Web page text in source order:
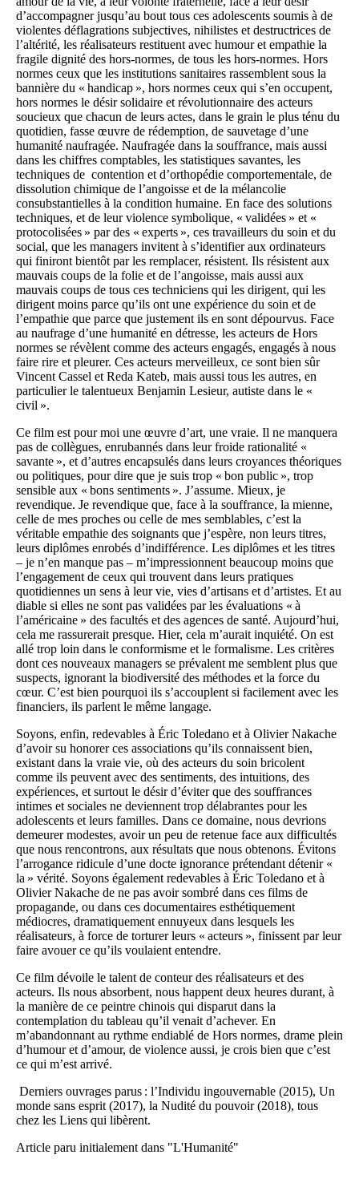
d’accompagner jusqu’au bout tous ces adolescents soumis à de
violentes déflagrations subjectives, nihilistes et destructrices de
l’altérité, les réalisateurs restituent avec humour et empathie la
fragile dignité des hors-normes, de tous les hors-normes. Hors
normes ceux que les institutions sanitaires rassemblent sous la
bannière du « handicap », hors normes ceux qui s’en occupent,
hors normes le désir solidaire et révolutionnaire des acteurs
soucieux que chacun de leurs actes, dans le grain le plus ténu du
quotidien, fasse œuvre de rédemption, de sauvetage d’une
humanité naufragée. Naufragée dans la souffrance, mais aussi
dans les chiffres comptables, les statistiques savantes, les
techniques de contention et d’orthopédie comportementale, de
dissolution chimique de l’angoisse et de la mélancolie
consubstantielles à la condition humaine. En face des solutions
techniques, et de leur violence symbolique, « validées » et «
protocolisées » par des « experts », ces travailleurs du soin et du
social, que les managers invitent à s’identifier aux ordinateurs
qui finiront bientôt par les remplacer, résistent. Ils résistent aux
mauvais coups de la folie et de l’angoisse, mais aussi aux
mauvais coups de tous ces techniciens qui les dirigent, qui les
dirigent moins parce qu’ils ont une expérience du soin et de
l’empathie que parce que justement ils en sont dépourvus. Face
au naufrage d’une humanité en détresse, les acteurs de Hors
normes se révèlent comme des acteurs engagés, engagés à nous
faire rire et pleurer. Ces acteurs merveilleux, ce sont bien sûr
Vincent Cassel et Reda Kateb, mais aussi tous les autres, en
particulier le talentueux Benjamin Lesieur, autiste dans le «
civil ».
Ce film est pour moi une œuvre d’art, une vraie. Il ne manquera
pas de collègues, enrubannés dans leur froide rationalité «
savante », et d’autres encapsulés dans leurs croyances théoriques
ou politiques, pour dire que je suis trop « bon public », trop
sensible aux « bons sentiments ». J’assume. Mieux, je
revendique. Je revendique que, face à la souffrance, la mienne,
celle de mes proches ou celle de mes semblables, c’est la
véritable empathie des soignants que j’espère, non leurs titres,
leurs diplômes enrobés d’indifférence. Les diplômes et les titres
– je n’en manque pas – m’impressionnent beaucoup moins que
l’engagement de ceux qui trouvent dans leurs pratiques
quotidiennes un sens à leur vie, vies d’artisans et d’artistes. Et au
diable si elles ne sont pas validées par les évaluations « à
l’américaine » des facultés et des agences de santé. Aujourd’hui,
cela me rassurerait presque. Hier, cela m’aurait inquiété. On est
allé trop loin dans le conformisme et le formalisme. Les critères
dont ces nouveaux managers se prévalent me semblent plus que
suspects, ignorant la biodiversité des méthodes et la force du
cœur. C’est bien pourquoi ils s’accouplent si facilement avec les
financiers, ils parlent le même langage.
Soyons, enfin, redevables à Éric Toledano et à Olivier Nakache
d’avoir su honorer ces associations qu’ils connaissent bien,
existant dans la vraie vie, où des acteurs du soin bricolent
comme ils peuvent avec des sentiments, des intuitions, des
expériences, et surtout le désir d’éviter que des souffrances
intimes et sociales ne deviennent trop délabrantes pour les
adolescents et leurs familles. Dans ce domaine, nous devrions
demeurer modestes, avoir un peu de retenue face aux difficultés
que nous rencontrons, aux résultats que nous obtenons. Évitons
l’arrogance ridicule d’une docte ignorance prétendant détenir «
la » vérité. Soyons également redevables à Éric Toledano et à
Olivier Nakache de ne pas avoir sombré dans ces films de
propagande, ou dans ces documentaires esthétiquement
médiocres, dramatiquement ennuyeux dans lesquels les
réalisateurs, à force de torturer leurs « acteurs », finissent par leur
faire avouer ce qu’ils voulaient entendre.
Ce film dévoile le talent de conteur des réalisateurs et des
acteurs. Ils nous absorbent, nous happent deux heures durant, à
la manière de ce peintre chinois qui disparut dans la
contemplation du tableau qu’il venait d’achever. En
m’abandonnant au rythme endiablé de Hors normes, drame plein
d’humour et d’amour, de violence aussi, je crois bien que c’est
ce qui m’est arrivé.
Derniers ouvrages parus : l’Individu ingouvernable (2015), Un
monde sans esprit (2017), la Nudité du pouvoir (2018), tous
chez les Liens qui libèrent.
Article paru initialement dans "L'Humanité"